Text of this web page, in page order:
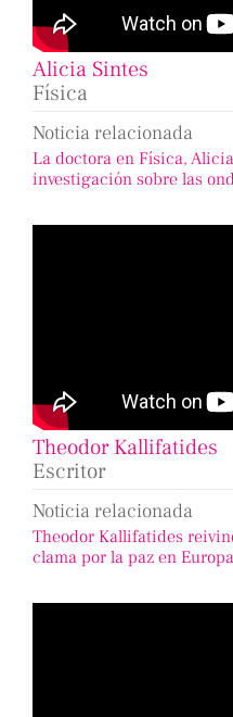
Alicia Sintes
Física
Noticia relacionada
La doctora en Física,
investigación sobre las
Theodor Kallifatides
Escritor
Noticia relacionada
Theodor Kallifatides
clama por la paz en Europa